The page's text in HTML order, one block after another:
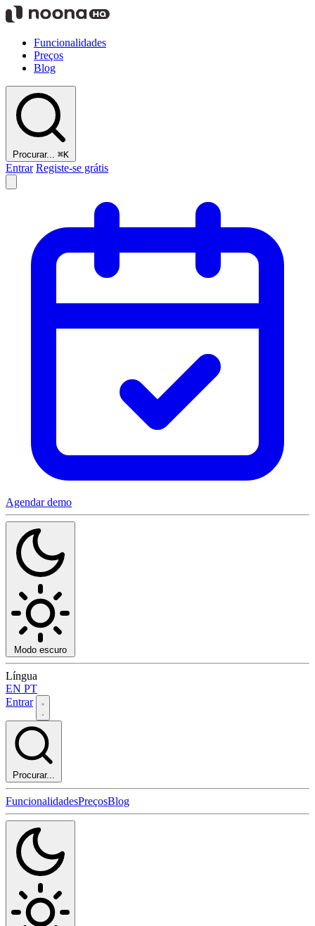
Funcionalidades
Preços
Blog
Procurar... ⌘K
Entrar Registe-se grátis
Agendar demo
Modo escuro
Língua
EN PT
Entrar
Procurar...
FuncionalidadesPreçosBlog